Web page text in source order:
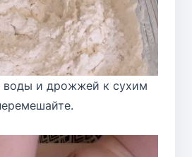
воды и дрожжей к сухим